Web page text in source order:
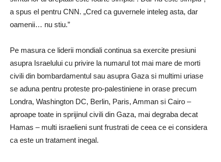
a spus el pentru CNN. „Cred ca guvernele inteleg asta, dar
oamenii… nu stiu.”
Pe masura ce liderii mondiali continua sa exercite presiuni
asupra Israelului cu privire la numarul tot mai mare de morti
civili din bombardamentul sau asupra Gaza si multimi uriase
se aduna pentru proteste pro-palestiniene in orase precum
Londra, Washington DC, Berlin, Paris, Amman si Cairo –
aproape toate in sprijinul civili din Gaza, mai degraba decat
Hamas – multi israelieni sunt frustrati de ceea ce ei considera
ca este un tratament inegal.